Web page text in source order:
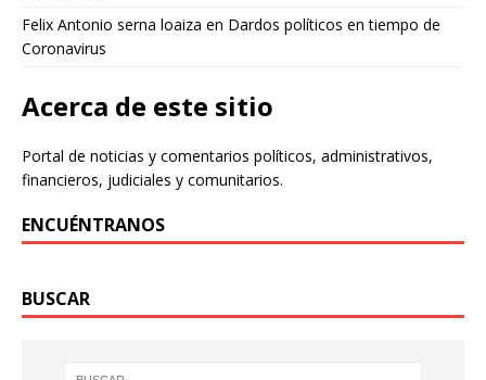
Felix Antonio serna loaiza en Dardos políticos en tiempo de
Coronavirus
Acerca de este sitio
Portal de noticias y comentarios políticos, administrativos,
financieros, judiciales y comunitarios.
ENCUÉNTRANOS
BUSCAR